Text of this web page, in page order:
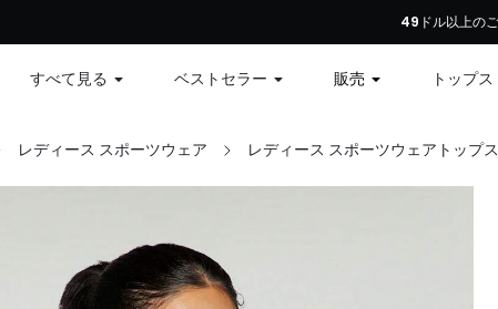
初回注文：全商品10%オフ、79ドル以上で12%
49ドル以上の
すべて見る ベストセラー 販売 トップス
レディース スポーツウェア レディース スポーツウェアトップス